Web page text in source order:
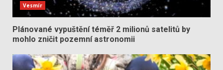
Vesmír
Plánované vypuštění téměř 2 milionů satelitů by
mohlo zničit pozemní astronomii